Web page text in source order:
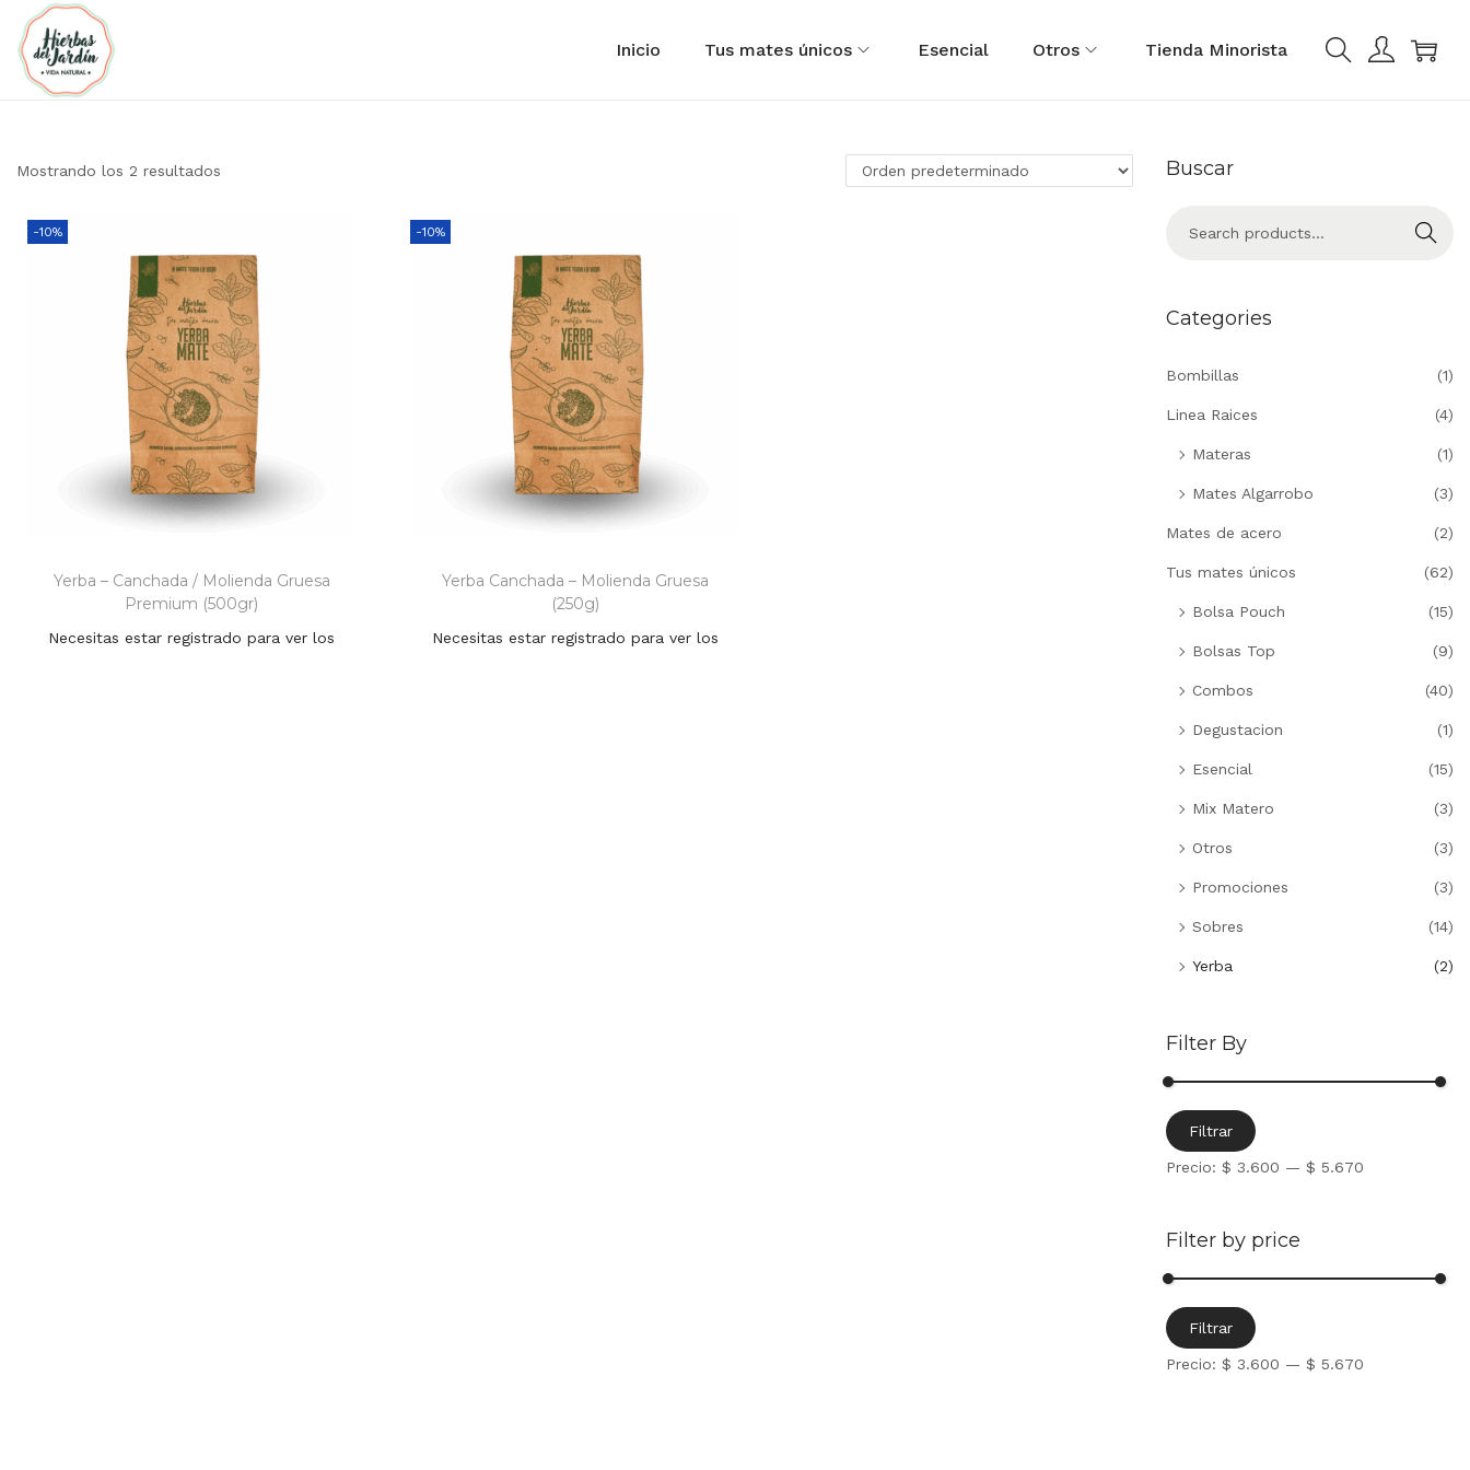
Inicio Tus mates únicos Esencial Otros Tienda Minorista
Mostrando los 2 resultados
-10%
Yerba – Canchada / Molienda Gruesa
Premium (500gr)
Necesitas estar registrado para ver los
-10%
Yerba Canchada – Molienda Gruesa
(250g)
Necesitas estar registrado para ver los
Buscar
Search
Categories
Bombillas (1)
Linea Raices (4)
Materas (1)
Mates Algarrobo (3)
Mates de acero (2)
Tus mates únicos (62)
Bolsa Pouch (15)
Bolsas Top (9)
Combos (40)
Degustacion (1)
Esencial (15)
Mix Matero (3)
Otros (3)
Promociones (3)
Sobres (14)
Yerba (2)
Filter By
Filtrar
Precio:$ 3.600 —$ 5.670
Filter by price
Filtrar
Precio:$ 3.600 —$ 5.670